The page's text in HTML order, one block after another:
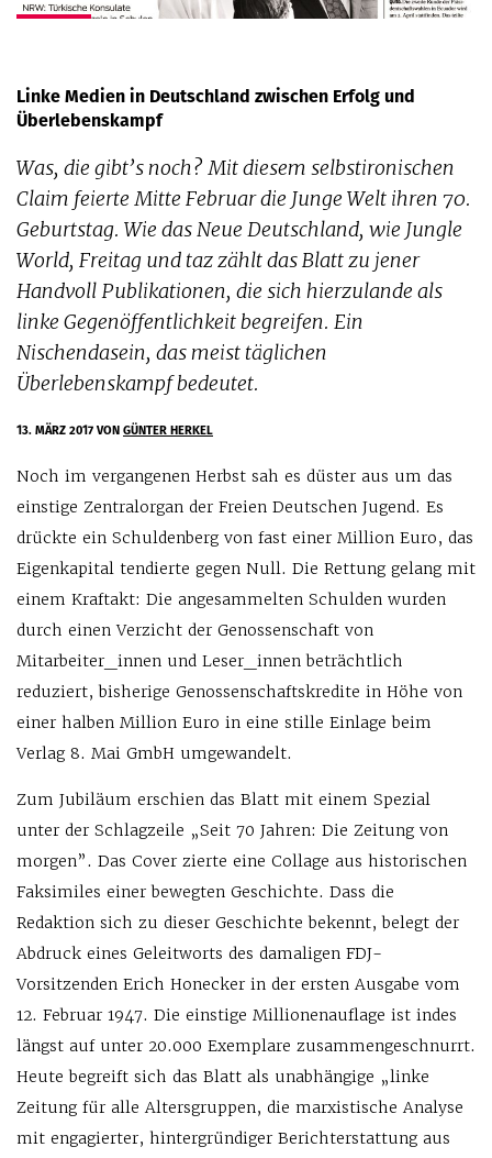
Linke Medien in Deutschland zwischen Erfolg und
Überlebenskampf
Was, die gibt’s noch? Mit diesem selbstironischen
Claim feierte Mitte Februar die Junge Welt ihren 70.
Geburtstag. Wie das Neue Deutschland, wie Jungle
World, Freitag und taz zählt das Blatt zu jener
Handvoll Publikationen, die sich hierzulande als
linke Gegenöffentlichkeit begreifen. Ein
Nischendasein, das meist täglichen
Überlebenskampf bedeutet.
13. MÄRZ 2017VONGÜNTER HERKEL
Noch im vergangenen Herbst sah es düster aus um das
einstige Zentralorgan der Freien Deutschen Jugend. Es
drückte ein Schuldenberg von fast einer Million Euro, das
Eigenkapital tendierte gegen Null. Die Rettung gelang mit
einem Kraftakt: Die angesammelten Schulden wurden
durch einen Verzicht der Genossenschaft von
Mitarbeiter_innen und Leser_innen beträchtlich
reduziert, bisherige Genossenschaftskredite in Höhe von
einer halben Million Euro in eine stille Einlage beim
Verlag 8. Mai GmbH umgewandelt.
Zum Jubiläum erschien das Blatt mit einem Spezial
unter der Schlagzeile „Seit 70 Jahren: Die Zeitung von
morgen”. Das Cover zierte eine Collage aus historischen
Faksimiles einer bewegten Geschichte. Dass die
Redaktion sich zu dieser Geschichte bekennt, belegt der
Abdruck eines Geleitworts des damaligen FDJ-
Vorsitzenden Erich Honecker in der ersten Ausgabe vom
12. Februar 1947. Die einstige Millionenauflage ist indes
längst auf unter 20.000 Exemplare zusammengeschnurrt.
Heute begreift sich das Blatt als unabhängige „linke
Zeitung für alle Altersgruppen, die marxis­tische Analyse
mit engagierter, hintergründiger Berichterstattung aus